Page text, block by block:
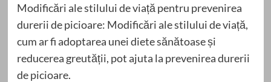
Modificări ale stilului de viață pentru prevenirea
durerii de picioare: Modificări ale stilului de viață,
cum ar fi adoptarea unei diete sănătoase și
reducerea greutății, pot ajuta la prevenirea durerii
de picioare.